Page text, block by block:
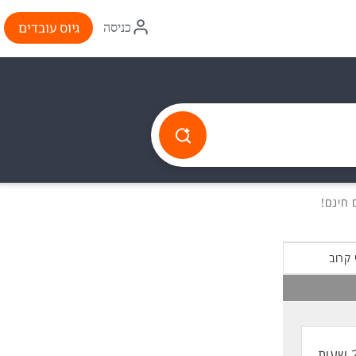
איקון
התחברות
כניסה גיוס עובדים
קרוב